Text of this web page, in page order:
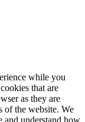
while you
that are
as they are
of the website. We
and understand how